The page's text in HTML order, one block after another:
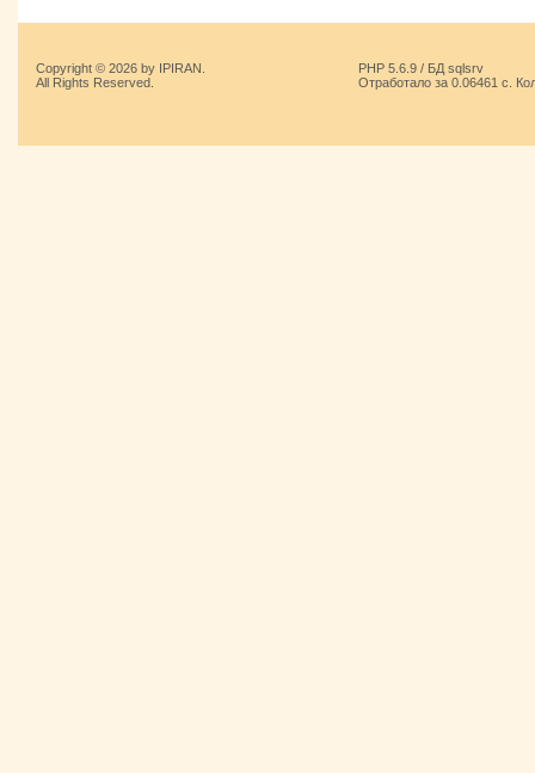
Copyright © 2026 by IPIRAN.
All Rights Reserved.
PHP 5.6.9 / БД sqlsrv
Отработало за 0.06461 с.